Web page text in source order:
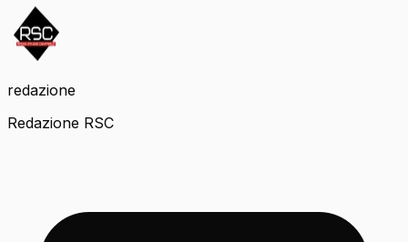
redazione
Redazione RSC